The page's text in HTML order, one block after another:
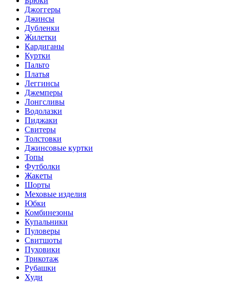
Джоггеры
Джинсы
Дубленки
Жилетки
Кардиганы
Куртки
Пальто
Платья
Леггинсы
Джемперы
Лонгсливы
Водолазки
Пиджаки
Свитеры
Толстовки
Джинсовые куртки
Топы
Футболки
Жакеты
Шорты
Меховые изделия
Юбки
Комбинезоны
Купальники
Пуловеры
Свитшоты
Пуховики
Трикотаж
Рубашки
Худи